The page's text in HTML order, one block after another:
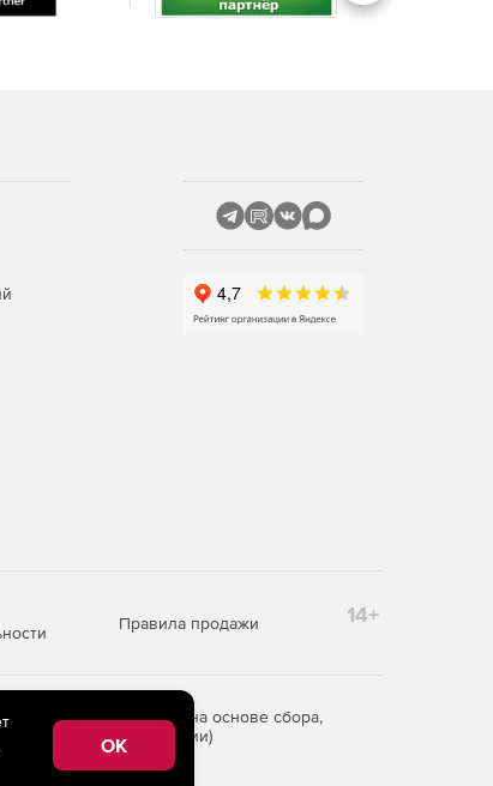
Правила продажи 14+
информации на основе сбора,
Российской Федерации)
OK